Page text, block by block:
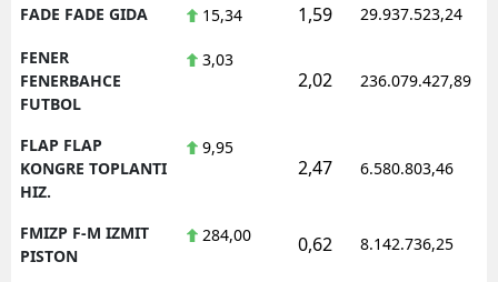
FADE FADE GIDA 15,34 1,59 29.937.523,24
FENER
FENERBAHCE
FUTBOL
3,03
2,02 236.079.427,89
FLAP FLAP
KONGRE TOPLANTI
HIZ.
9,95
2,47 6.580.803,46
FMIZP F-M IZMIT
PISTON
284,00 0,62 8.142.736,25